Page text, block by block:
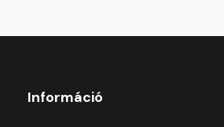
Információ